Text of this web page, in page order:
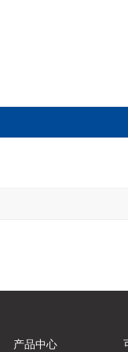
产品中心